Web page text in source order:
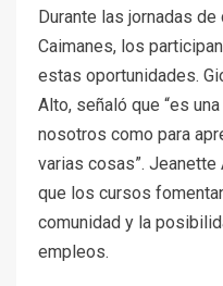
Durante las jornadas
Caimanes, los
estas oportunidades.
Alto, señaló que “es
nosotros como para
varias cosas”.
que los cursos
comunidad y la
empleos.